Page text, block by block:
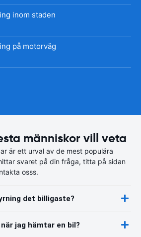
inom staden
på motorväg
människor vill veta
är ett urval av de mest populära
svaret på din fråga, titta på sidan
osss.
det billigaste?
jag hämtar en bil?